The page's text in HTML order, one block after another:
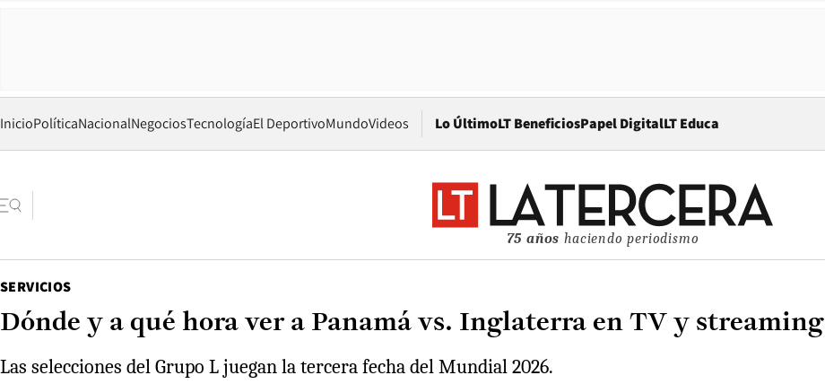
InicioPolíticaNacionalNegociosTecnologíaEl DeportivoMundoVideos Lo ÚltimoLT BeneficiosPapel DigitalOpens in new window
LT Educa
75 años haciendo periodismo
SERVICIOS
Dónde y a qué hora ver a Panamá vs. Inglaterra en TV y streaming
Las selecciones del Grupo L juegan la tercera fecha del Mundial 2026.